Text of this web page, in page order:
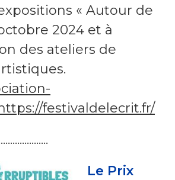
« Autour de
2024 et à
des ateliers de
festivaldelecrit.fr/
Le Prix